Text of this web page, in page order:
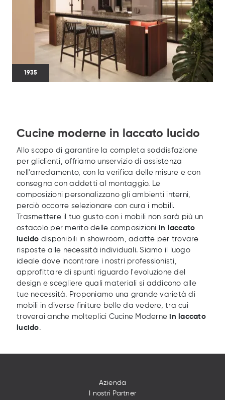
1935
Cucine moderne in laccato lucido
Allo scopo di garantire la completa soddisfazione
per gliclienti, offriamo unservizio di assistenza
nell'arredamento, con la verifica delle misure e con
consegna con addetti al montaggio. Le
composizioni personalizzano gli ambienti interni,
perciò occorre selezionare con cura i mobili.
Trasmettere il tuo gusto con i mobili non sarà più un
ostacolo per merito delle composizioni
in laccato
lucido disponibili in showroom, adatte per trovare
risposte alle necessità individuali. Siamo il luogo
ideale dove incontrare i nostri professionisti,
approfittare di spunti riguardo l'evoluzione del
design e scegliere quali materiali si addicono alle
tue necessità. Proponiamo una grande varietà di
mobili in diverse finiture belle da vedere, tra cui
troverai anche molteplici Cucine Moderne in laccato
lucido.
Azienda
I nostri Partner